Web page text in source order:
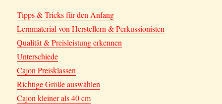
Tipps & Tricks für den Anfang
Lernmaterial von Herstellern & Perkussionisten
Qualität & Preisleistung erkennen
Unterschiede
Cajon Preisklassen
Richtige Größe auswählen
Cajon kleiner als 40 cm